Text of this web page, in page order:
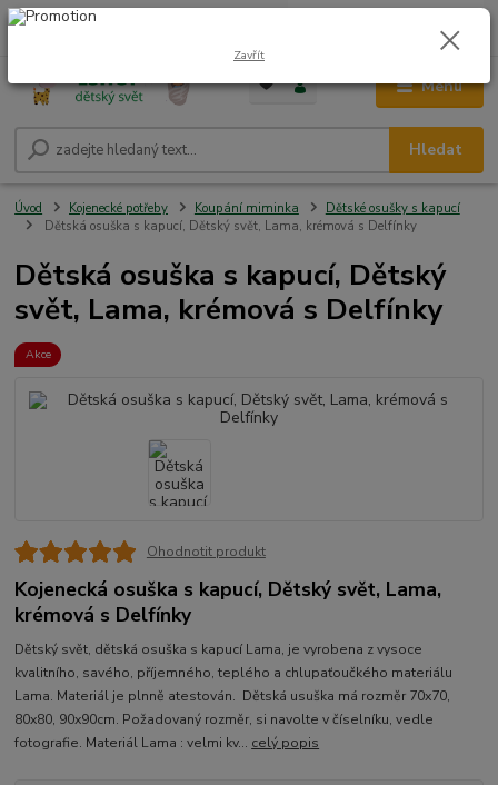
Menu
Hledat
+420 604 278 943 0,00 Kč
Úvod Kojenecké potřeby Koupání miminka
Dětské osušky s kapucí
Dětská osuška s kapucí, Dětský svět, Lama, krémová s Delfínky
Dětská osuška s kapucí, Dětský
svět, Lama, krémová s Delfínky
Akce
Ohodnotit produkt
Kojenecká osuška s kapucí, Dětský svět, Lama,
krémová s Delfínky
Dětský svět, dětská osuška s kapucí Lama, je vyrobena z vysoce
kvalitního, savého, příjemného, teplého a chlupaťoučkého materiálu
Lama. Materiál je plnně atestován. Dětská usuška má rozměr 70x70,
80x80, 90x90cm. Požadovaný rozměr, si navolte v číselníku, vedle
fotografie. Materiál Lama : velmi kv... celý popis
Zavřít